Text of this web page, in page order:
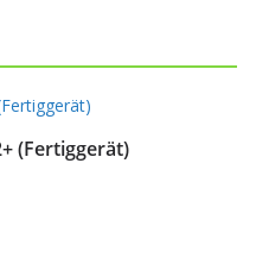
(Fertiggerät)